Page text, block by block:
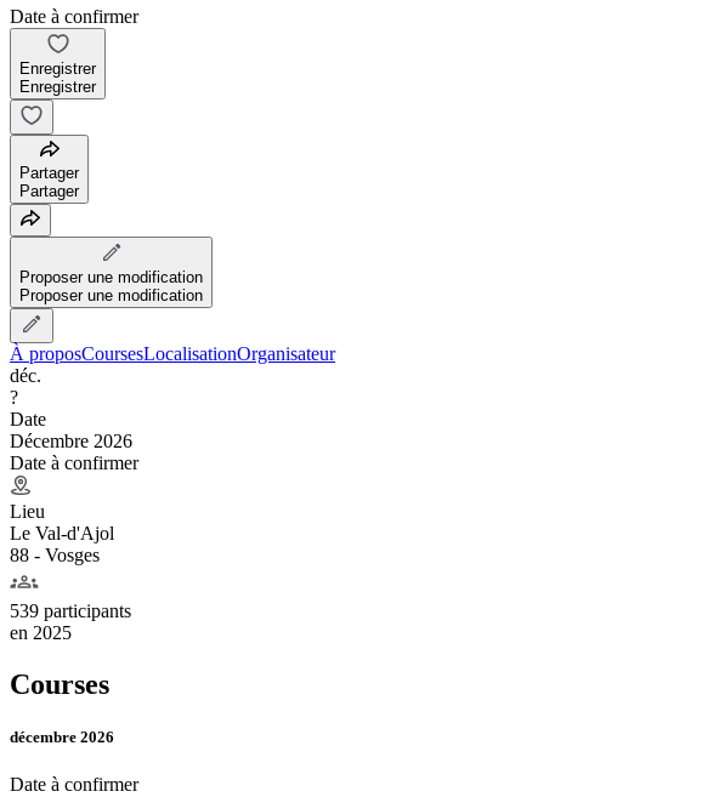
Date à confirmer
Enregistrer
Enregistrer
Partager
Partager
Proposer une modification
Proposer une modification
À proposCoursesLocalisationOrganisateur
déc.
?
Date
Décembre 2026
Date à confirmer
Lieu
Le Val-d'Ajol
88 - Vosges
539 participants
en 2025
Courses
décembre 2026
Date à confirmer